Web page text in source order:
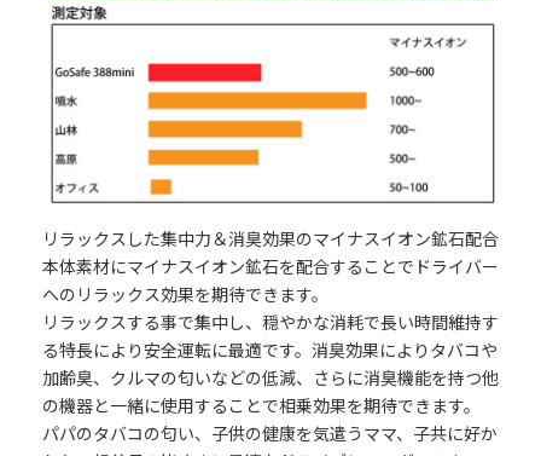
リラックスした集中力＆消臭効果のマイナスイオン鉱石配合
本体素材にマイナスイオン鉱石を配合することでドライバー
へのリラックス効果を期待できます。
リラックスする事で集中し、穏やかな消耗で長い時間維持す
る特長により安全運転に最適です。消臭効果によりタバコや
加齢臭、クルマの匂いなどの低減、さらに消臭機能を持つ他
の機器と一緒に使用することで相乗効果を期待できます。
パパのタバコの匂い、子供の健康を気遣うママ、子共に好か